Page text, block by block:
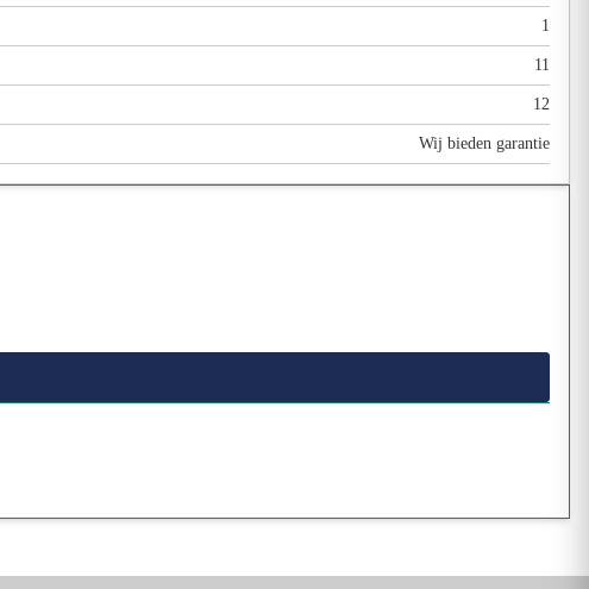
1
11
12
Wij bieden garantie